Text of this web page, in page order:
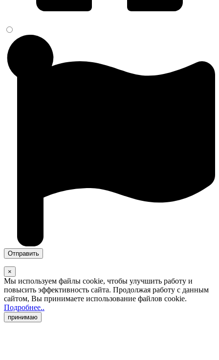
×
Мы используем файлы cookie, чтобы улучшить работу и
повысить эффективность сайта. Продолжая работу с данным
сайтом, Вы принимаете использование файлов cookie.
Подробнее..
принимаю